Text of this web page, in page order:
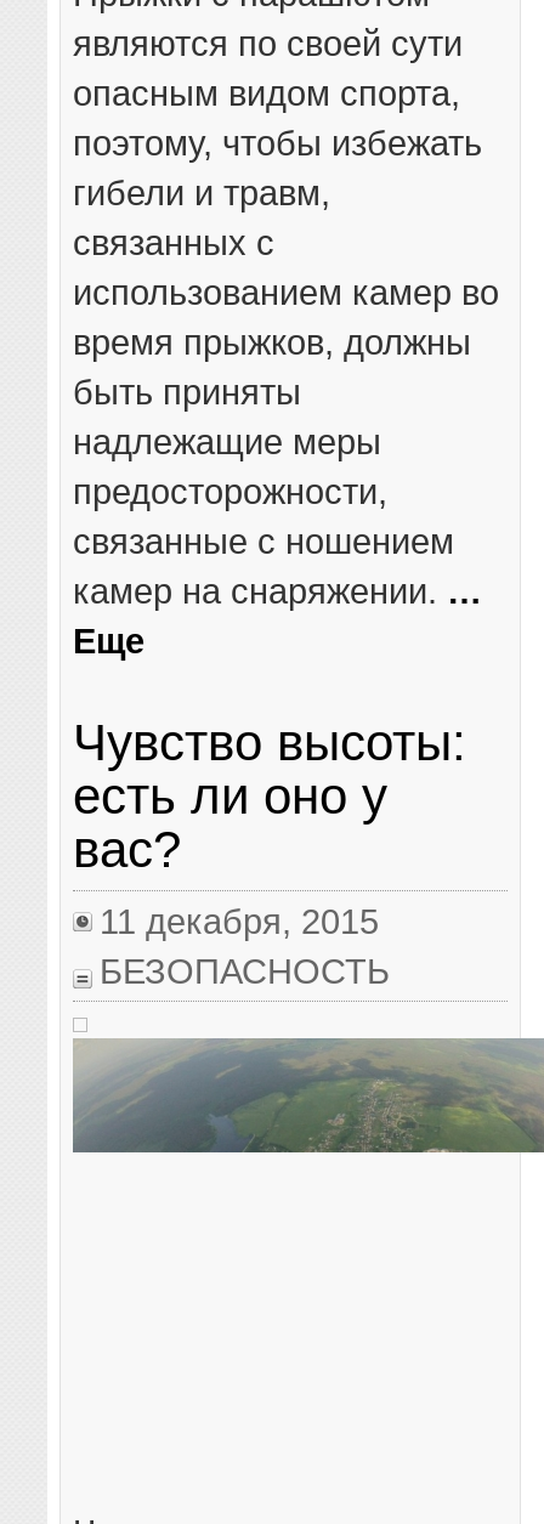
являются по своей сути
опасным видом спорта,
поэтому, чтобы избежать
гибели и травм,
связанных с
использованием камер во
время прыжков, должны
быть приняты
надлежащие меры
предосторожности,
связанные с ношением
камер на снаряжении. …
Еще
Чувство высоты:
есть ли оно у
вас?
11 декабря, 2015
БЕЗОПАСНОСТЬ